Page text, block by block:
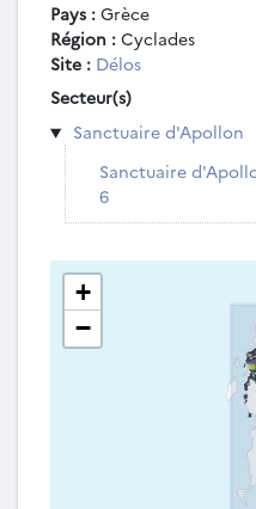
Pays : Grèce
Région : Cyclades
Site : Délos
Secteur(s)
Sanctuaire d'Apollon
Sanctuaire
6
+
−